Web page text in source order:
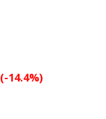
(-14.4%)